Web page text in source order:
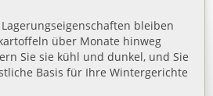
bleiben
über Monate hinweg
Sie sie kühl und dunkel, und Sie
Basis für Ihre Wintergerichte